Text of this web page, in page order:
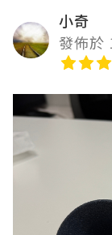
小奇
發佈於